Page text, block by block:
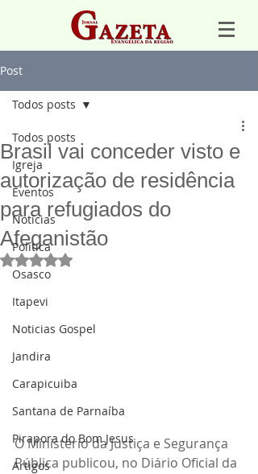
Post
Todos posts
Igreja
Eventos
Notícias
Política
Osasco
Itapevi
Noticias Gospel
Jandira
Carapicuiba
Santana de Parnaíba
Pirapora do Bom Jesus
Artigos
Todos posts
Brasil vai conceder visto e
autorização de residência
para refugiados do
Afeganistão
Avaliado com NaN de 5 estrelas.
O Ministério da Justiça e Segurança
Pública publicou, no Diário Oficial da